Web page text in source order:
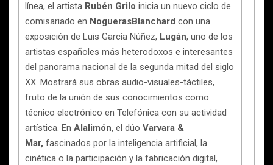
línea, el artista Rubén Grilo inicia un nuevo ciclo de
comisariado en NoguerasBlanchard con una
exposición de Luis García Núñez, Lugán, uno de los
artistas españoles más heterodoxos e interesantes
del panorama nacional de la segunda mitad del siglo
XX. Mostrará sus obras audio-visuales-táctiles,
fruto de la unión de sus conocimientos como
técnico electrónico en Telefónica con su actividad
artística. En Alalimón, el dúo Varvara &
Mar, fascinados por la inteligencia artificial, la
cinética o la participación y la fabricación digital,